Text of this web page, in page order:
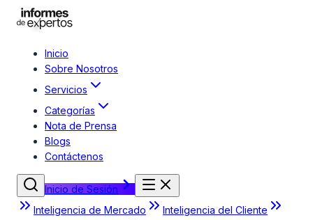
Inicio
Sobre Nosotros
Servicios
Categorías
Nota de Prensa
Blogs
Contáctenos
Inicio de Sesión
Inteligencia de Mercado
Inteligencia del Cliente